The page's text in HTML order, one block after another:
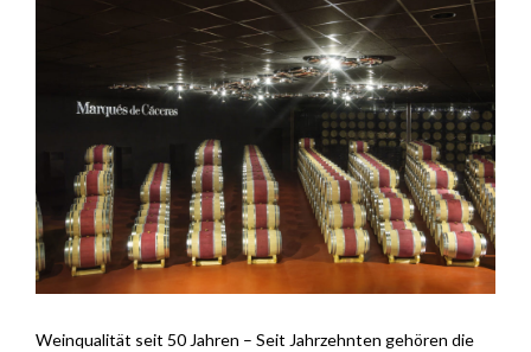
Weinqualität seit 50 Jahren – Seit Jahrzehnten gehören die